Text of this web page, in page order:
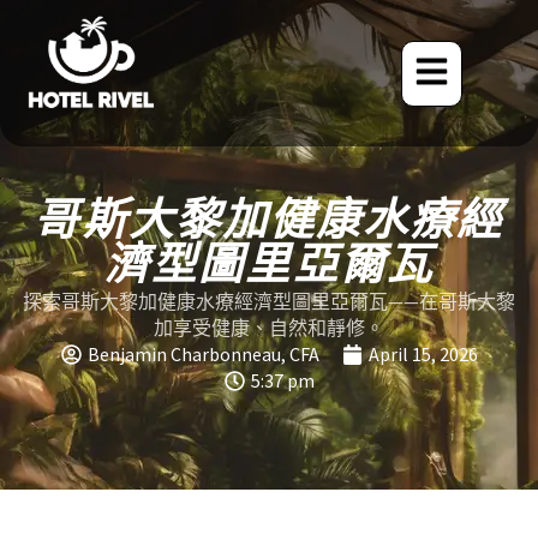
哥斯大黎加健康水療經
濟型圖里亞爾瓦
探索哥斯大黎加健康水療經濟型圖里亞爾瓦——在哥斯大黎
加享受健康、自然和靜修。
Benjamin Charbonneau, CFA
April 15, 2026
5:37 pm